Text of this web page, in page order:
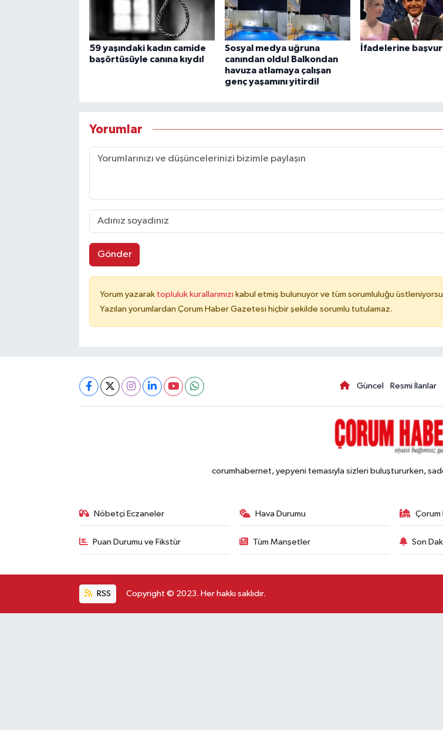
59 yaşındaki kadın camide
başörtüsüyle canına kıydı!
Sosyal medya uğruna
canından oldu! Balkondan
havuza atlamaya çalışan
genç yaşamını yitirdi!
İfadelerine
Yorumlar
Gönder
Yorum yazarak topluluk kurallarımızı kabul etmiş bulunuyor ve tüm sorumluluğu
Yazılan yorumlardan Çorum Haber Gazetesi hiçbir şekilde sorumlu tutulamaz.
Güncel Resmi İlanlar
corumhabernet, yepyeni temasıyla sizleri buluştururken,
Nöbetçi Eczaneler Hava Durumu Çorum
Puan Durumu ve Fikstür Tüm Manşetler Son
RSS Copyright © 2023. Her hakkı saklıdır.